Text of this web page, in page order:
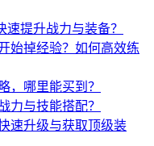
提升战力与装备？
始掉经验？如何高效练
，哪里能买到？
力与技能搭配？
速升级与获取顶级装